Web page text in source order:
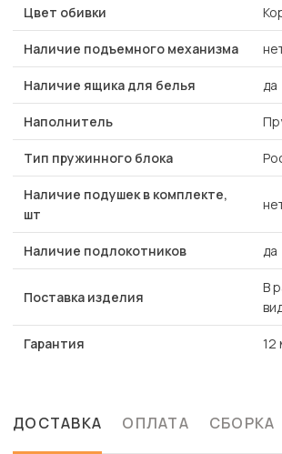
Цвет обивки
Наличие подъемного механизма
Наличие ящика для белья да
Наполнитель
Тип пружинного блока
Наличие подушек в комплекте,
шт
Наличие подлокотников да
Поставка изделия
В
Гарантия 12
ДОСТАВКА ОПЛАТА СБОРКА